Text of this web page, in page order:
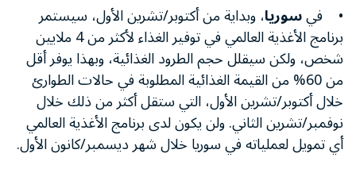
• فيسوريا، وبداية من أكتوبر/تشرين الأول، سيستمر
برنامج الأغذية العالمي في توفير الغذاء لأكثر من 4 ملايين
شخص، ولكن سيقلل حجم الطرود الغذائية، وبهذا يوفر أقل
من 60% من القيمة الغذائية المطلوبة في حالات الطوارئ
خلال أكتوبر/تشرين الأول، التي ستقل أكثر من ذلك خلال
نوفمبر/تشرين الثاني. ولن يكون لدى برنامج الأغذية العالمي
أي تمويل لعملياته في سوريا خلال شهر ديسمبر/كانون الأول.